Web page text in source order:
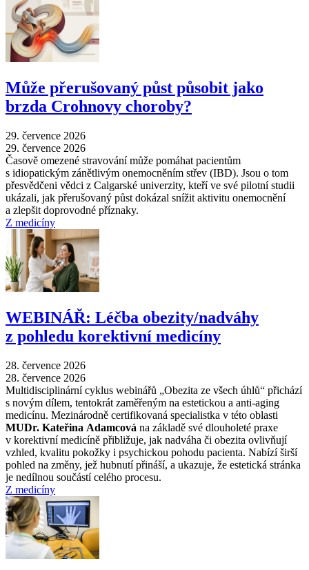
Může přerušovaný půst působit jako
brzda Crohnovy choroby?
29. července 2026
29. července 2026
Časově omezené stravování může pomáhat pacientům
s idiopatickým zánětlivým onemocněním střev (IBD). Jsou o tom
přesvědčeni vědci z Calgarské univerzity, kteří ve své pilotní studii
ukázali, jak přerušovaný půst dokázal snížit aktivitu onemocnění
a zlepšit doprovodné příznaky.
Z medicíny
WEBINÁŘ: Léčba obezity/nadváhy
z pohledu korektivní medicíny
28. července 2026
28. července 2026
Multidisciplinární cyklus webinářů „Obezita ze všech úhlů“ přichází
s novým dílem, tentokrát zaměřeným na estetickou a anti-aging
medicínu. Mezinárodně certifikovaná specialistka v této oblasti
MUDr. Kateřina Adamcová na základě své dlouholeté praxe
v korektivní medicíně přibližuje, jak nadváha či obezita ovlivňují
vzhled, kvalitu pokožky i psychickou pohodu pacienta. Nabízí širší
pohled na změny, jež hubnutí přináší, a ukazuje, že estetická stránka
je nedílnou součástí celého procesu.
Z medicíny